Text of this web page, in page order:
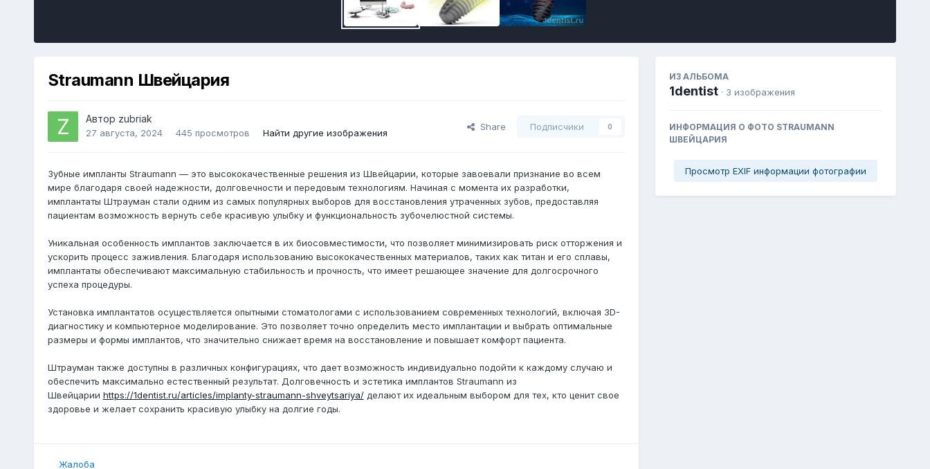
Straumann Швейцария
Автор zubriak
27 августа, 2024 445 просмотров Найти другие изображения
Share Подписчики 0
Зубные импланты Straumann — это высококачественные решения из Швейцарии, которые завоевали признание во всем
мире благодаря своей надежности, долговечности и передовым технологиям. Начиная с момента их разработки,
имплантаты Штрауман стали одним из самых популярных выборов для восстановления утраченных зубов, предоставляя
пациентам возможность вернуть себе красивую улыбку и функциональность зубочелюстной системы.
Уникальная особенность имплантов заключается в их биосовместимости, что позволяет минимизировать риск отторжения и
ускорить процесс заживления. Благодаря использованию высококачественных материалов, таких как титан и его сплавы,
имплантаты обеспечивают максимальную стабильность и прочность, что имеет решающее значение для долгосрочного
успеха процедуры.
Установка имплантатов осуществляется опытными стоматологами с использованием современных технологий, включая 3D-
диагностику и компьютерное моделирование. Это позволяет точно определить место имплантации и выбрать оптимальные
размеры и формы имплантов, что значительно снижает время на восстановление и повышает комфорт пациента.
Штрауман также доступны в различных конфигурациях, что дает возможность индивидуально подойти к каждому случаю и
обеспечить максимально естественный результат. Долговечность и эстетика имплантов Straumann из
Швейцарии https://1dentist.ru/articles/implanty-straumann-shveytsariya/делают их идеальным выбором для тех, кто ценит свое
здоровье и желает сохранить красивую улыбку на долгие годы.
Жалоба
ИЗ АЛЬБОМА
1dentist · 3 изображения
ИНФОРМАЦИЯ О ФОТО STRAUMANN
ШВЕЙЦАРИЯ
Просмотр EXIF информации фотографии